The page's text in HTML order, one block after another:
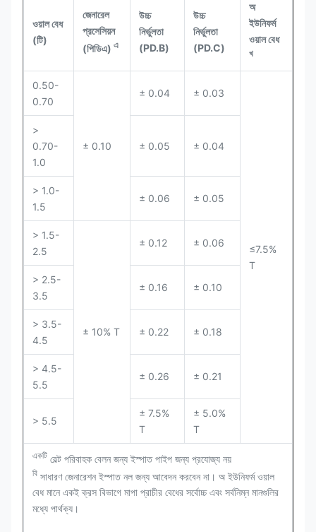
ওয়াল বেধ
(টি)
জেনারেল
প্রসেসিয়ন
(পিডিএ) এ
উচ্চ
নির্ভুলতা
(PD.B)
উচ্চ
নির্ভুলতা
(PD.C)
অ
ইউনিফর্ম
ওয়াল বেধ
খ
0.50-
0.70
± 0.10
± 0.04 ± 0.03
≤7.5%
T
>
0.70-
1.0
± 0.05 ± 0.04
> 1.0-
1.5
± 0.06 ± 0.05
> 1.5-
2.5
± 10% T
± 0.12 ± 0.06
> 2.5-
3.5
± 0.16 ± 0.10
> 3.5-
4.5
± 0.22 ± 0.18
> 4.5-
5.5
± 0.26 ± 0.21
> 5.5
± 7.5%
T
± 5.0%
T
একটি বেল্ট পরিবাহক বেলন জন্য ইস্পাত পাইপ জন্য প্রযোজ্য নয়
বি সাধারণ জেনারেশন ইস্পাত নল জন্য আবেদন করবেন না। অ ইউনিফর্ম ওয়াল
বেধ মানে একই ক্রস বিভাগে মাপা প্রাচীর বেধের সর্বোচ্চ এবং সর্বনিম্ন মানগুলির
মধ্যে পার্থক্য।